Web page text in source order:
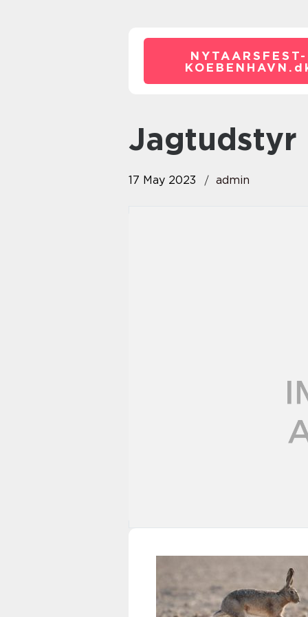
NYTAARSFEST-
KOEBENHAVN.
jagtudstyr
17 May 2023 admin